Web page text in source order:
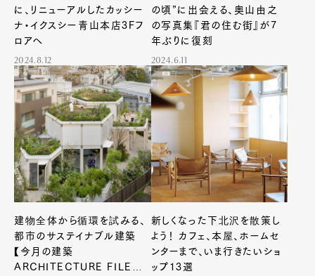
に、リニューアルしたカッシー
ナ・イクスシー青山本店3Fフ
ロアへ
2024.8.12
の頃”に出会える、奥山由之
の写真集『君の住む街』が7
年ぶりに復刻
2024.6.11
建物全体から循環を試みる、
都市のサステイナブル建築
【今月の建築
ARCHITECTURE FILE
新しくなった下北沢を散策し
よう！ カフェ、本屋、ホームセ
ンターまで、いま行きたいショ
ップ13選